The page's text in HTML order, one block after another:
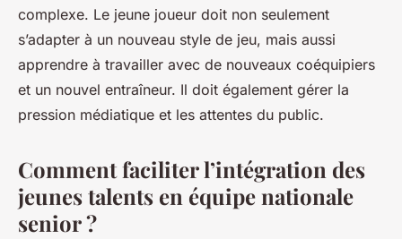
complexe. Le jeune joueur doit non seulement
s’adapter à un nouveau style de jeu, mais aussi
apprendre à travailler avec de nouveaux coéquipiers
et un nouvel entraîneur. Il doit également gérer la
pression médiatique et les attentes du public.
Comment faciliter l’intégration des
jeunes talents en équipe nationale
senior ?